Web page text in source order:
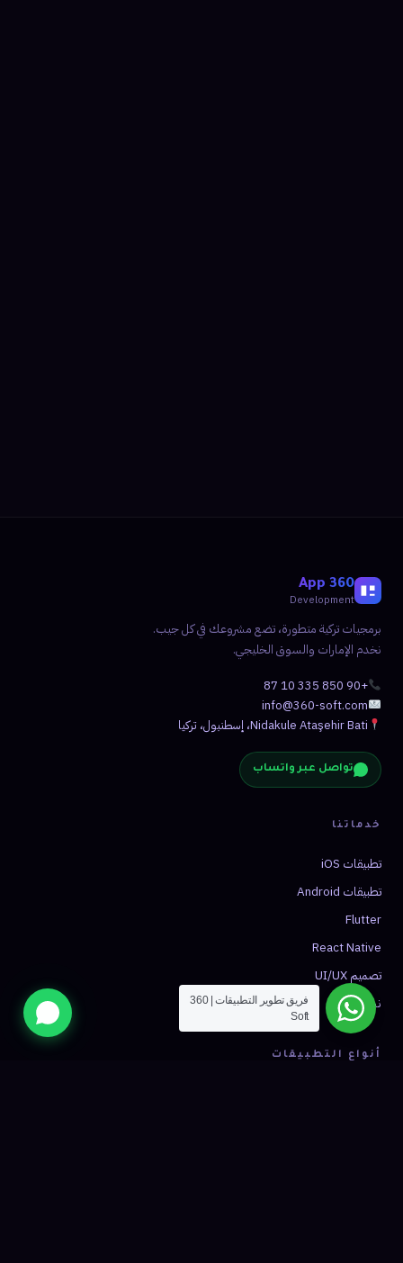
360 App
Development
برمجيات تركية متطورة، تضع مشروعك في كل جيب.
نخدم الإمارات والسوق الخليجي.
+90 850 335 10 87
info@360-soft.com
Nidakule Ataşehir Bati، إسطنبول، تركيا
تواصل عبر واتساب
خدماتنا
تطبيقات iOS
تطبيقات Android
Flutter
React Native
تصميم UI/UX
نشر التطبيق
أنواع التطبيقات
فريق تطوير التطبيقات | 360
Soft